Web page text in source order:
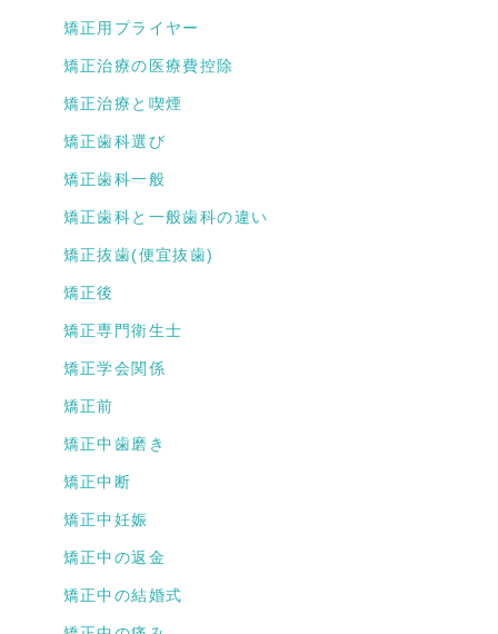
矯正用プライヤー
矯正治療の医療費控除
矯正治療と喫煙
矯正歯科選び
矯正歯科一般
矯正歯科と一般歯科の違い
矯正抜歯(便宜抜歯)
矯正後
矯正専門衛生士
矯正学会関係
矯正前
矯正中歯磨き
矯正中断
矯正中妊娠
矯正中の返金
矯正中の結婚式